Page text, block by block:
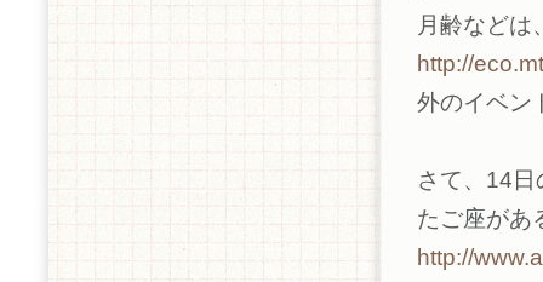
月齢などは
http://
外のイベン
さて、14
たご座があ
http://